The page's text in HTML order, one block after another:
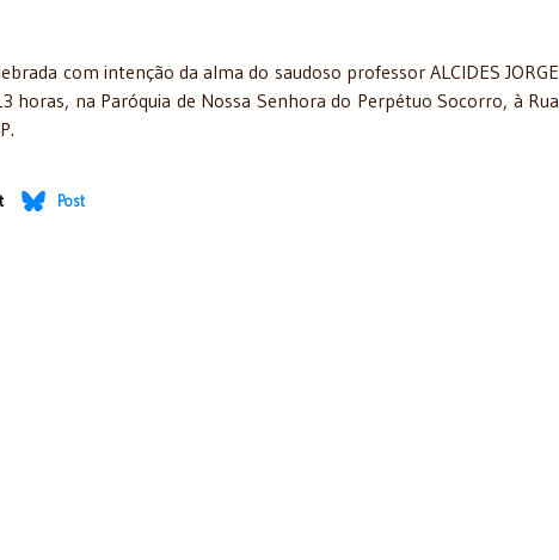
com intenção da alma do saudoso professor ALCIDES JORGE
horas, na Paróquia de Nossa Senhora do Perpétuo Socorro, à Rua
Post
08/07/2016